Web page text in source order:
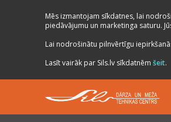
Mēs izmantojam sīkdatnes, lai
piedāvājumu un marketinga saturu.
Lai nodrošinātu pilnvērtīgu
Lasīt vairāk par Sils.lv sīkdatnēm šeit.